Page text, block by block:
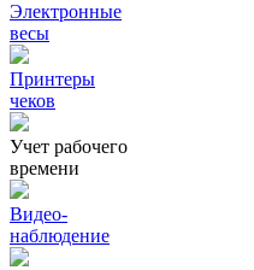
Электронные
весы
Принтеры
чеков
Учет рабочего
времени
Видео‑
наблюдение